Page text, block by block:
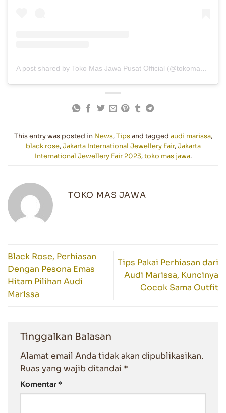
A post shared by Toko Mas Jawa Pusat Official (@tokomasjawaofficial)
This entry was posted in News,Tipsand tagged audi marissa,
black rose,Jakarta International Jewellery Fair,Jakarta
International Jewellery Fair 2023,toko mas jawa.
TOKO MAS JAWA
Black Rose, Perhiasan
Dengan Pesona Emas
Hitam Pilihan Audi
Marissa
Tips Pakai Perhiasan dari
Audi Marissa, Kuncinya
Cocok Sama Outfit
Tinggalkan Balasan
Alamat email Anda tidak akan dipublikasikan.
Ruas yang wajib ditandai *
Komentar*